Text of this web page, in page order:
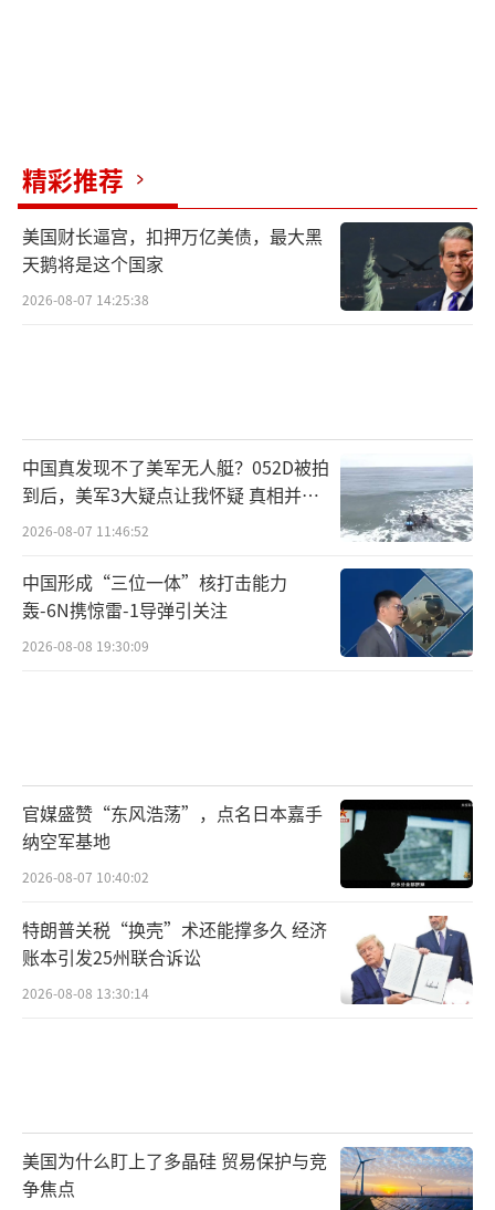
精彩推荐
美国财长逼宫，扣押万亿美债，最大黑
天鹅将是这个国家
2026-08-07 14:25:38
中国真发现不了美军无人艇？052D被拍
到后，美军3大疑点让我怀疑 真相并非
如此
2026-08-07 11:46:52
中国形成“三位一体”核打击能力
轰-6N携惊雷-1导弹引关注
2026-08-08 19:30:09
官媒盛赞“东风浩荡”，点名日本嘉手
纳空军基地
2026-08-07 10:40:02
特朗普关税“换壳”术还能撑多久 经济
账本引发25州联合诉讼
2026-08-08 13:30:14
美国为什么盯上了多晶硅 贸易保护与竞
争焦点